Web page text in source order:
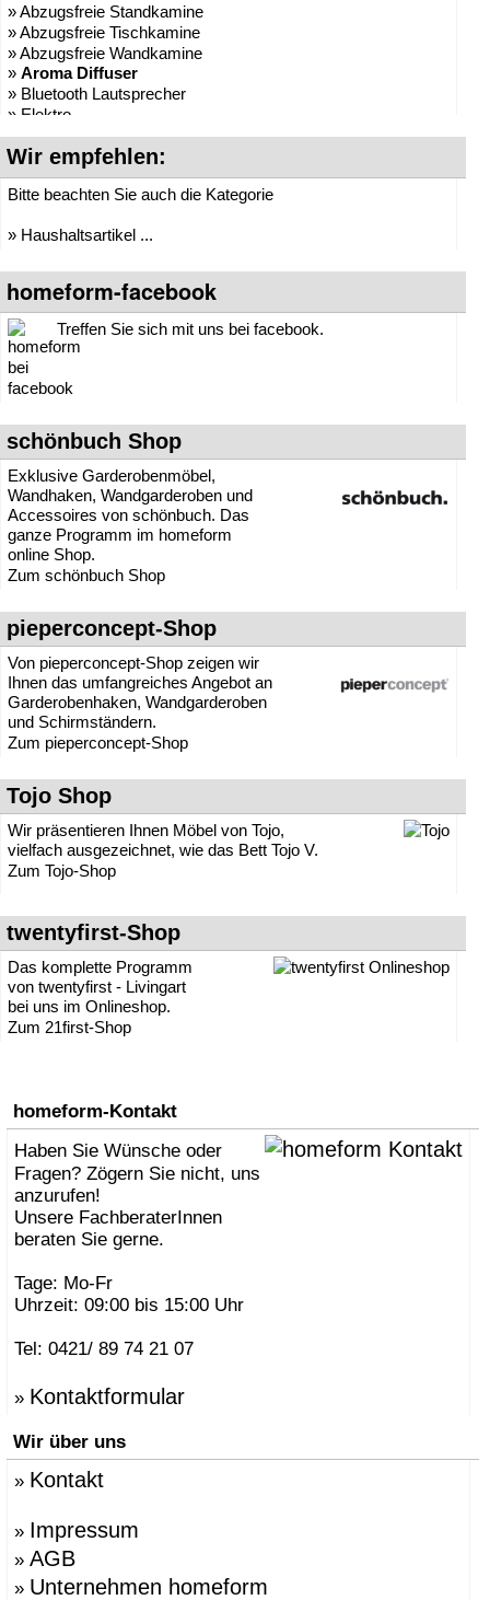
» Abzugsfreie Standkamine
» Abzugsfreie Tischkamine
» Abzugsfreie Wandkamine
» Aroma Diffuser
» Bluetooth Lautsprecher
» Elektro
» Elektrokamine Mystic Fire
» Heizkörper Warmwasser
» Heizlüfter
» Kamine (Ethanol)
» Luftentfeuchter
» Radios & MP3-Player
» Türklingeln
» Ventilatoren
Wir empfehlen:
Bitte beachten Sie auch die Kategorie
» Haushaltsartikel ...
homeform-facebook
Treffen Sie sich mit uns bei facebook.
schönbuch Shop
Exklusive Garderobenmöbel,
Wandhaken, Wandgarderoben und
Accessoires von schönbuch. Das
ganze Programm im homeform
online Shop.
Zum schönbuch Shop
pieperconcept-Shop
Von pieperconcept-Shop zeigen wir
Ihnen das umfangreiches Angebot an
Garderobenhaken, Wandgarderoben
und Schirmständern.
Zum pieperconcept-Shop
Tojo Shop
Wir präsentieren Ihnen Möbel von Tojo,
vielfach ausgezeichnet, wie das Bett Tojo V.
Zum Tojo-Shop
twentyfirst-Shop
Das komplette Programm
von twentyfirst - Livingart
bei uns im Onlineshop.
Zum 21first-Shop
homeform-Kontakt
Haben Sie Wünsche oder
Fragen? Zögern Sie nicht, uns
anzurufen!
Unsere FachberaterInnen
beraten Sie gerne.
Tage: Mo-Fr
Uhrzeit: 09:00 bis 15:00 Uhr
Tel: 0421/ 89 74 21 07
» Kontaktformular
Wir über uns
» Kontakt
» Impressum
» AGB
» Unternehmen homeform